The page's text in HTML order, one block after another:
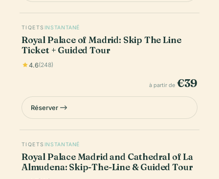
TIQETS INSTANTANÉ
Royal Palace of Madrid: Skip The Line
Ticket + Guided Tour
4.6(248)
à partir de €39
Réserver
TIQETS INSTANTANÉ
Royal Palace Madrid and Cathedral of La
Almudena: Skip-The-Line & Guided Tour